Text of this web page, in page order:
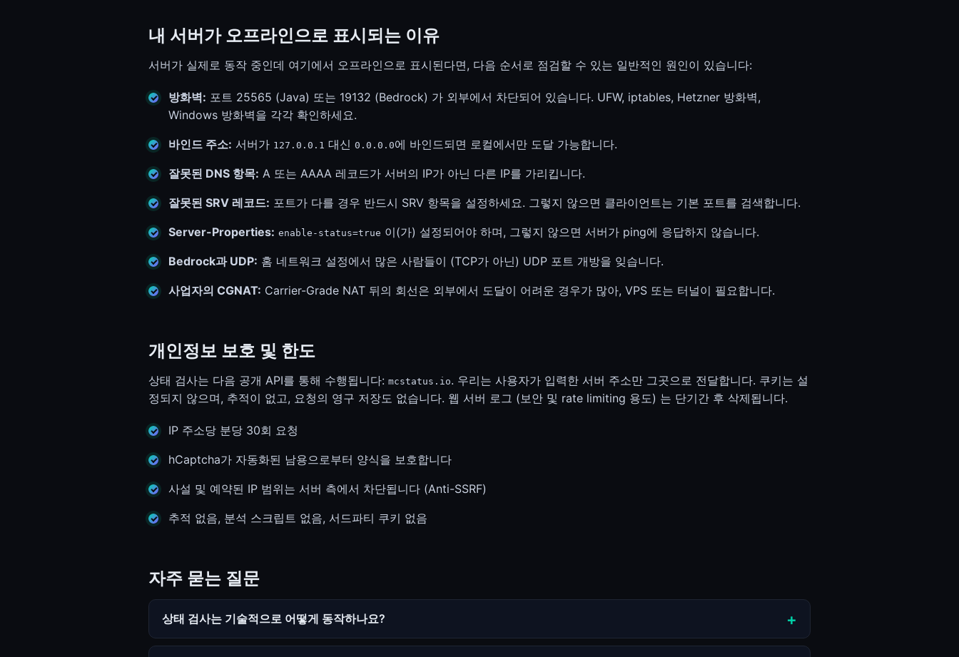
내 서버가 오프라인으로 표시되는 이유
서버가 실제로 동작 중인데 여기에서 오프라인으로 표시된다면, 다음 순서로 점검할 수 있는 일반적인 원인이 있습니다:
방화벽: 포트 25565 (Java) 또는 19132 (Bedrock) 가 외부에서 차단되어 있습니다. UFW, iptables, Hetzner 방화벽,
Windows 방화벽을 각각 확인하세요.
바인드 주소: 서버가 127.0.0.1 대신 0.0.0.0에 바인드되면 로컬에서만 도달 가능합니다.
잘못된 DNS 항목: A 또는 AAAA 레코드가 서버의 IP가 아닌 다른 IP를 가리킵니다.
잘못된 SRV 레코드: 포트가 다를 경우 반드시 SRV 항목을 설정하세요. 그렇지 않으면 클라이언트는 기본 포트를 검색합니다.
Server-Properties: enable-status=true 이(가) 설정되어야 하며, 그렇지 않으면 서버가 ping에 응답하지 않습니다.
Bedrock과 UDP: 홈 네트워크 설정에서 많은 사람들이 (TCP가 아닌) UDP 포트 개방을 잊습니다.
사업자의 CGNAT: Carrier-Grade NAT 뒤의 회선은 외부에서 도달이 어려운 경우가 많아, VPS 또는 터널이 필요합니다.
개인정보 보호 및 한도
상태 검사는 다음 공개 API를 통해 수행됩니다: mcstatus.io. 우리는 사용자가 입력한 서버 주소만 그곳으로 전달합니다. 쿠키는 설
정되지 않으며, 추적이 없고, 요청의 영구 저장도 없습니다. 웹 서버 로그 (보안 및 rate limiting 용도) 는 단기간 후 삭제됩니다.
IP 주소당 분당 30회 요청
hCaptcha가 자동화된 남용으로부터 양식을 보호합니다
사설 및 예약된 IP 범위는 서버 측에서 차단됩니다 (Anti-SSRF)
추적 없음, 분석 스크립트 없음, 서드파티 쿠키 없음
자주 묻는 질문
상태 검사는 기술적으로 어떻게 동작하나요?